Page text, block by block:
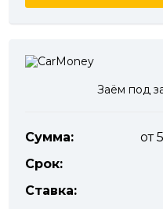
Заём под
Сумма:
от
Срок:
Ставка: